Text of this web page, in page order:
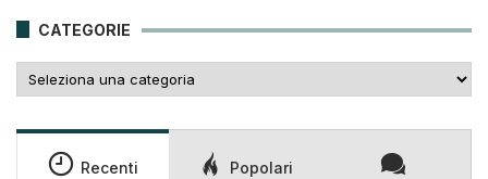
CATEGORIE
Recenti Popolari